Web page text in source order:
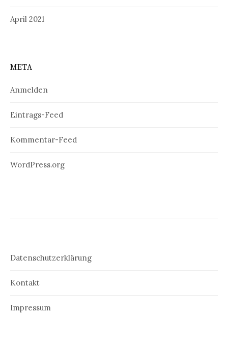
April 2021
META
Anmelden
Eintrags-Feed
Kommentar-Feed
WordPress.org
Datenschutzerklärung
Kontakt
Impressum